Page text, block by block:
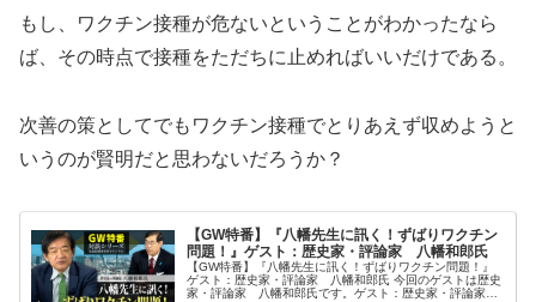
もし、ワクチン接種が危ないということがわかったなら
ば、その時点で接種をただちに止めればいいだけである。
次善の策としてでもワクチン接種でとりあえず収めようと
いうのが賢明だと思わないだろうか？
【GW特番】『八幡先生に訊く！ずばりワクチン
問題！』ゲスト：歴史家・評論家 八幡和郎氏
【GW特番】『八幡先生に訊く！ずばりワクチン問題！』
ゲスト：歴史家・評論家 八幡和郎氏 今回のゲストは歴史
家・評論家 八幡和郎氏です。ゲスト：歴史家・評論家